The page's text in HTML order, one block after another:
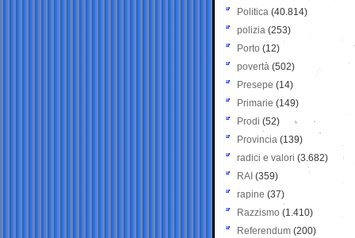
Politica (40.814)
polizia (253)
Porto (12)
povertà (502)
Presepe (14)
Primarie (149)
Prodi (52)
Provincia (139)
radici e valori (3.682)
RAI (359)
rapine (37)
Razzismo (1.410)
Referendum (200)